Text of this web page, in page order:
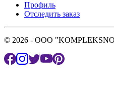
Профиль
Отследить заказ
© 2026 - OOO